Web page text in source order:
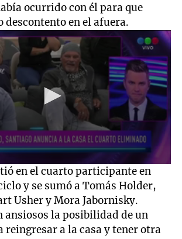
ocurrido con él para que
descontento en el afuera.
en el cuarto participante en
y se sumó a Tomás Holder,
Usher y Mora Jabornisky.
ansiosos la posibilidad de un
reingresar a la casa y tener otra